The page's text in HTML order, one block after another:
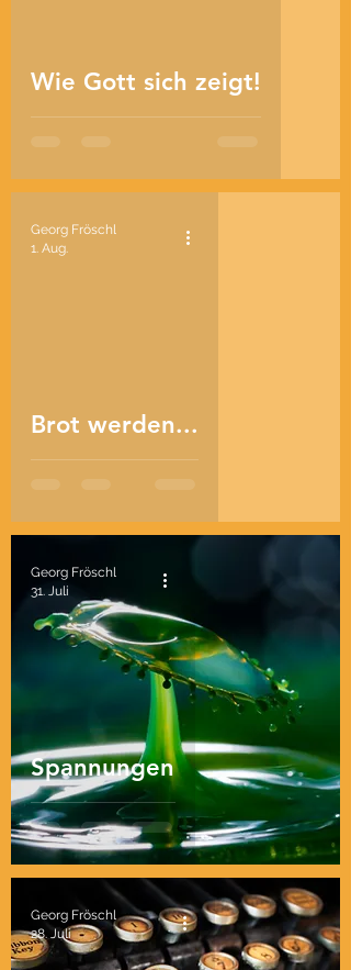
Wie Gott sich zeigt!
Brot werden...
Georg Fröschl
1. Aug.
Spannungen
Georg Fröschl
31. Juli
Georg Fröschl
28. Juli